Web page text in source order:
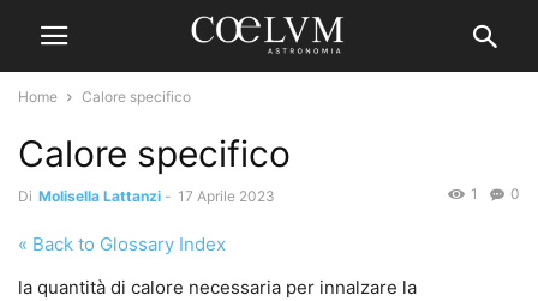
Home Calore specifico
Calore specifico
Di Molisella Lattanzi - 17 Aprile 2023 0
1
« Back to Glossary Index
la quantità di calore necessaria per innalzare la